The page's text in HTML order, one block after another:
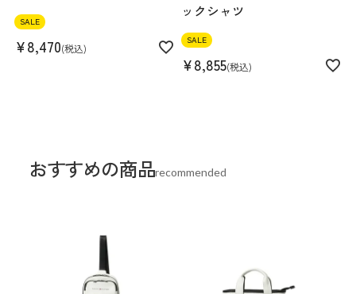
SALE
¥8,470 税込
ックシャツ
SALE
¥8,855 税込
おすすめの商品recommended